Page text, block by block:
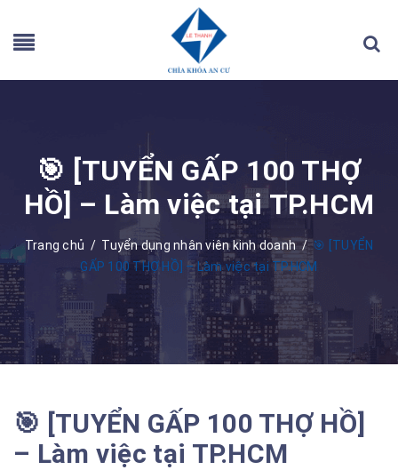
🎯 [TUYỂN GẤP 100 THỢ
HỒ] – Làm việc tại TP.HCM
Trang chủ / Tuyển dụng nhân viên kinh doanh / 🎯 [TUYỂN
GẤP 100 THỢ HỒ] – Làm việc tại TP.HCM
🎯 [TUYỂN GẤP 100 THỢ HỒ]
– Làm việc tại TP.HCM